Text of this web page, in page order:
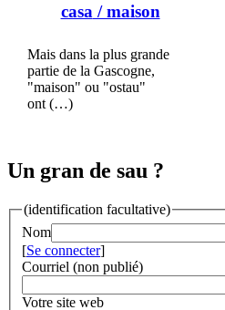
casa / maison
Mais dans la plus grande
partie de la Gascogne,
"maison" ou "ostau"
ont (…)
Un gran de sau ?
(identification facultative)
Nom
[Se connecter]
Courriel (non publié)
Votre site web